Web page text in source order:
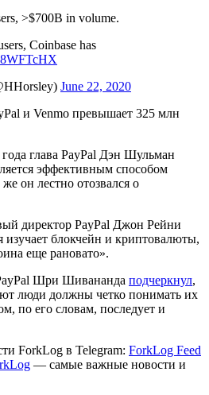
>$700B in volume.
Coinbase has
June 22, 2020
и Venmo превышает 325 млн
глава PayPal Дэн Шульман
эффективным способом
он лестно отозвался о
директор PayPal Джон Рейни
изучает блокчейн и криптовалюты,
еще рановато».
Шри Шивананда подчеркнул,
люди должны четко понимать их
по его словам, последует и
ForkLog в Telegram: ForkLog Feed
— самые важные новости и